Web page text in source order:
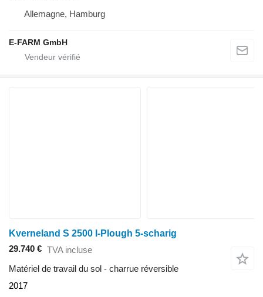
Allemagne, Hamburg
E-FARM GmbH
Kverneland S 2500 I-Plough 5-scharig
29.740 € TVA incluse
Matériel de travail du sol - charrue réversible
2017